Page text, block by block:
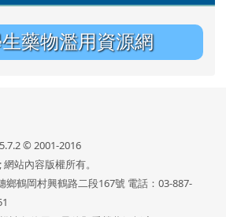
藥物濫用資源網
© 2001-2016
站內容版權所有。
鄉鶴岡村興鶴路二段167號 電話：03-887-